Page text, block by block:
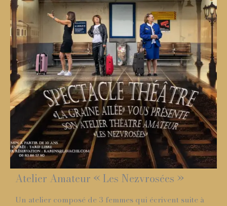
Atelier Amateur « Les Nezvrosées »
Un atelier composé de 3 femmes qui écrivent suite à